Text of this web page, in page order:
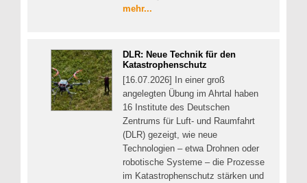
mehr...
DLR: Neue Technik für den
Katastrophenschutz
[16.07.2026] In einer groß
angelegten Übung im Ahrtal haben
16 Institute des Deutschen
Zentrums für Luft- und Raumfahrt
(DLR) gezeigt, wie neue
Technologien – etwa Drohnen oder
robotische Systeme – die Prozesse
im Katastrophenschutz stärken und